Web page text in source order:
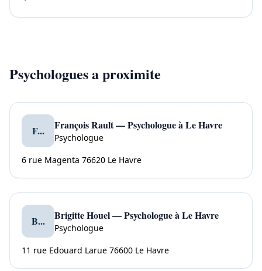
Psychologues a proximite
F... François Rault — Psychologue à Le Havre
Psychologue
6 rue Magenta 76620 Le Havre
B... Brigitte Houel — Psychologue à Le Havre
Psychologue
11 rue Edouard Larue 76600 Le Havre